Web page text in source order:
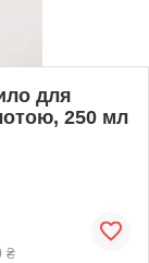
для
250 мл
₴